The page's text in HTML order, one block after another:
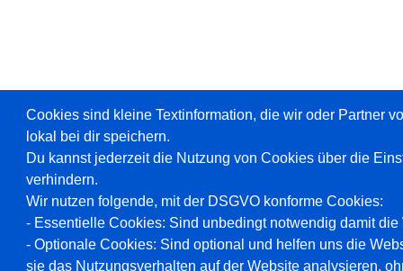
Cookies sind kleine Textinformation, die wir oder Partner
lokal bei dir speichern.
Du kannst jederzeit die Nutzung von Cookies über die
verhindern.
Wir nutzen folgende, mit der DSGVO konforme Cookies:
- Essentielle Cookies: Sind unbedingt notwendig damit
- Optionale Cookies: Sind optional und helfen uns die
sie das Nutzungsverhalten auf der Website analysieren,